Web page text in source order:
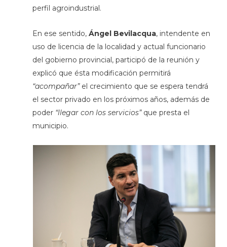
perfil agroindustrial.
En ese sentido, Ángel Bevilacqua, intendente en
uso de licencia de la localidad y actual funcionario
del gobierno provincial, participó de la reunión y
explicó que ésta modificación permitirá
“acompañar”el crecimiento que se espera tendrá
el sector privado en los próximos años, además de
poder “llegar con los servicios”que presta el
municipio.